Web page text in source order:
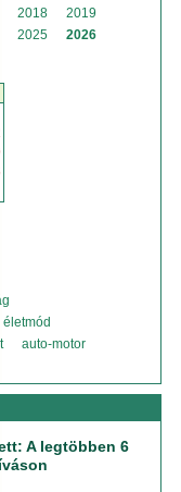
2018
2019
2025 2026
életmód
auto-motor
A legtöbben 6